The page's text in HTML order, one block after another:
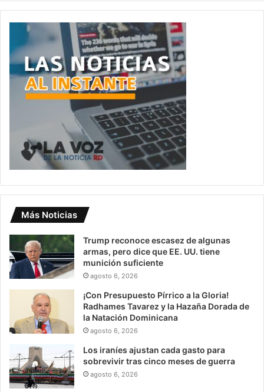
Más Noticias
Trump reconoce escasez de algunas
armas, pero dice que EE. UU. tiene
munición suficiente
agosto 6, 2026
¡Con Presupuesto Pírrico a la Gloria!
Radhames Tavarez y la Hazaña Dorada de
la Natación Dominicana
agosto 6, 2026
Los iraníes ajustan cada gasto para
sobrevivir tras cinco meses de guerra
agosto 6, 2026